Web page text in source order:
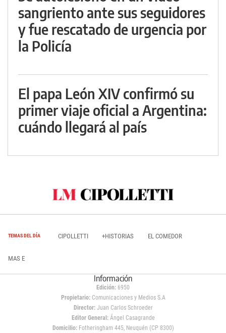
sangriento ante sus seguidores
y fue rescatado de urgencia por
la Policía
El papa León XIV confirmó su
primer viaje oficial a Argentina:
cuándo llegará al país
TEMAS DEL DÍA CIPOLLETTI +HISTORIAS EL COMEDOR
MAS E
Información
Edición: 6950
Propietario:Comunicaciones y Medios S.A
Director: Juan Carlos Schroeder
Editor General:Ángel Casagrande
Domicilio:Fotheringham 445, Neuquén (CP 8300)